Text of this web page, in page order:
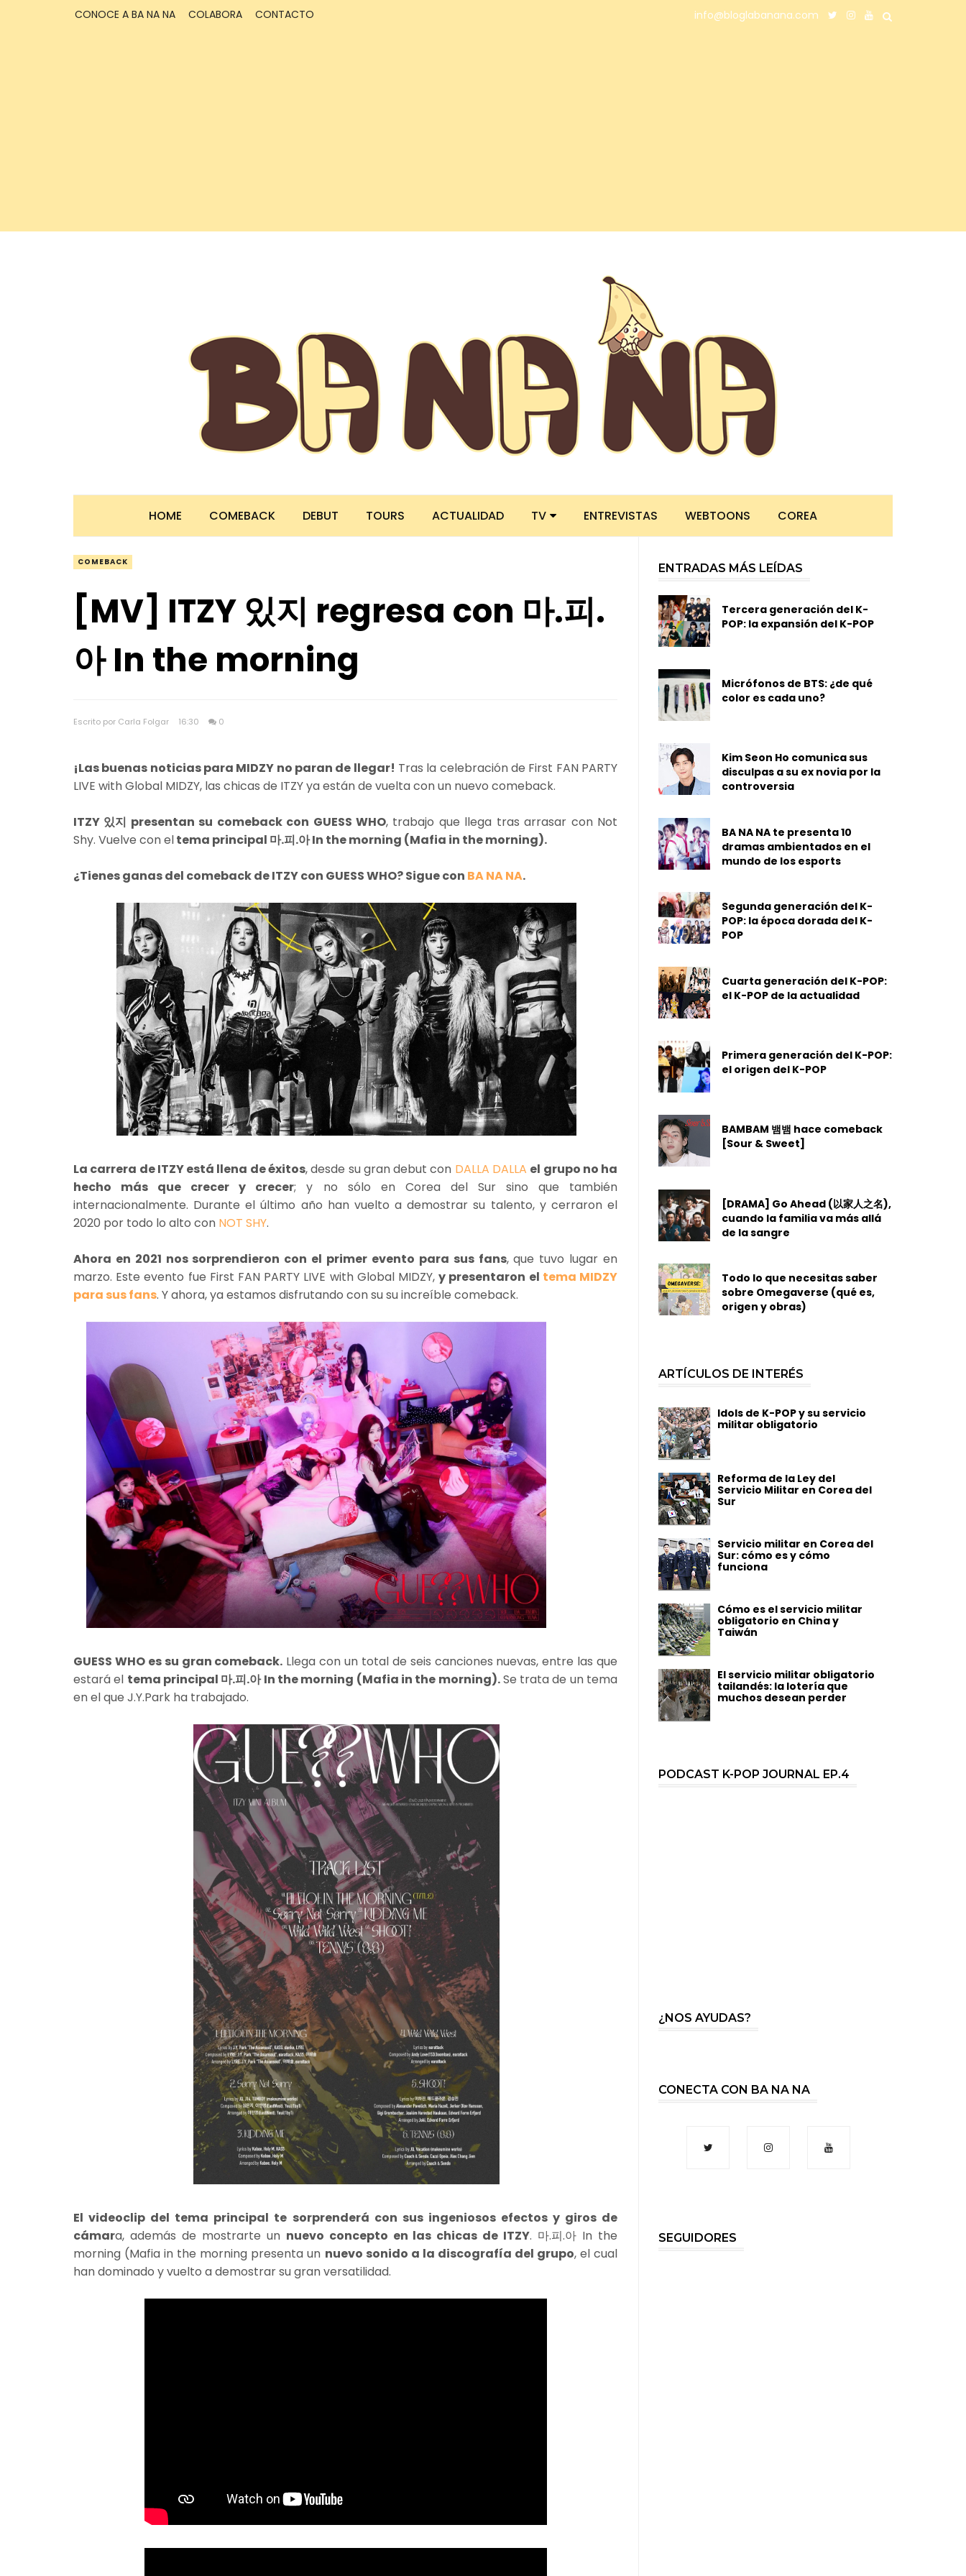
CONOCE A BA NA NA COLABORA CONTACTO info@bloglabanana.com
HOME COMEBACK DEBUT TOURS ACTUALIDAD TV ENTREVISTAS WEBTOONS COREA
COMEBACK
[MV] ITZY 있지 regresa con 마.피.
아 In the morning
Escrito por Carla Folgar 16:30 0
¡Las buenas noticias para MIDZY no paran de llegar! Tras la celebración de First FAN PARTY
LIVE with Global MIDZY, las chicas de ITZY ya están de vuelta con un nuevo comeback.
ITZY 있지 presentan su comeback con GUESS WHO, trabajo que llega tras arrasar con Not
Shy. Vuelve con eltema principal 마.피.아 In the morning (Mafia in the morning).
¿Tienes ganas del comeback de ITZY con GUESS WHO? Sigue con BA NA NA.
La carrera de ITZY está llena de éxitos, desde su gran debut con DALLA DALLA el grupo no ha
hecho más que crecer y crecer; y no sólo en Corea del Sur sino que también
internacionalmente. Durante el último año han vuelto a demostrar su talento, y cerraron el
2020 por todo lo alto con NOT SHY.
Ahora en 2021 nos sorprendieron con el primer evento para sus fans, que tuvo lugar en
marzo. Este evento fue First FAN PARTY LIVE with Global MIDZY,y presentaron el tema MIDZY
para sus fans. Y ahora, ya estamos disfrutando con su su increíble comeback.
GUESS WHO es su gran comeback. Llega con un total de seis canciones nuevas, entre las que
estará el tema principal 마.피.아 In the morning (Mafia in the morning).Se trata de un tema
en el que J.Y.Park ha trabajado.
El videoclip del tema principal te sorprenderá con sus ingeniosos efectos y giros de
cámara, además de mostrarte un nuevo concepto en las chicas de ITZY. 마.피.아 In the
morning (Mafia in the morning presenta un nuevo sonido a la discografía del grupo, el cual
han dominado y vuelto a demostrar su gran versatilidad.
ENTRADAS MÁS LEÍDAS
Tercera generación del K-
POP: la expansión del K-POP
Micrófonos de BTS: ¿de qué
color es cada uno?
Kim Seon Ho comunica sus
disculpas a su ex novia por la
controversia
BA NA NA te presenta 10
dramas ambientados en el
mundo de los esports
Segunda generación del K-
POP: la época dorada del K-
POP
Cuarta generación del K-POP:
el K-POP de la actualidad
Primera generación del K-POP:
el origen del K-POP
BAMBAM 뱀뱀 hace comeback
[Sour & Sweet]
[DRAMA] Go Ahead (以家人之名),
cuando la familia va más allá
de la sangre
Todo lo que necesitas saber
sobre Omegaverse (qué es,
origen y obras)
ARTÍCULOS DE INTERÉS
Idols de K-POP y su servicio
militar obligatorio
Reforma de la Ley del
Servicio Militar en Corea del
Sur
Servicio militar en Corea del
Sur: cómo es y cómo
funciona
Cómo es el servicio militar
obligatorio en China y
Taiwán
El servicio militar obligatorio
tailandés: la lotería que
muchos desean perder
PODCAST K-POP JOURNAL EP.4
¿NOS AYUDAS?
CONECTA CON BA NA NA
SEGUIDORES